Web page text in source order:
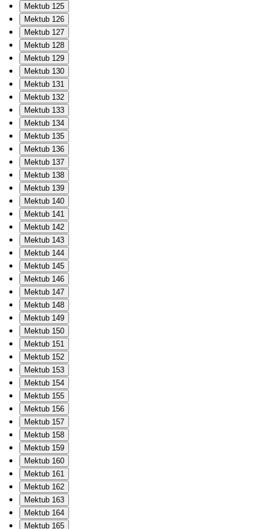
Mektub 125
Mektub 126
Mektub 127
Mektub 128
Mektub 129
Mektub 130
Mektub 131
Mektub 132
Mektub 133
Mektub 134
Mektub 135
Mektub 136
Mektub 137
Mektub 138
Mektub 139
Mektub 140
Mektub 141
Mektub 142
Mektub 143
Mektub 144
Mektub 145
Mektub 146
Mektub 147
Mektub 148
Mektub 149
Mektub 150
Mektub 151
Mektub 152
Mektub 153
Mektub 154
Mektub 155
Mektub 156
Mektub 157
Mektub 158
Mektub 159
Mektub 160
Mektub 161
Mektub 162
Mektub 163
Mektub 164
Mektub 165